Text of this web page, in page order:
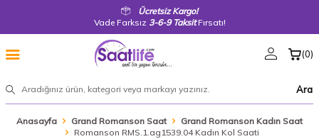
Ücretsiz Kargo!
Vade Farksız 3-6-9 TaksitFırsatı!
Ara
(0)
Anasayfa Grand Romanson Saat
Grand Romanson Kadın Saat
Romanson RMS.1.ag1539.04 Kadın Kol Saati